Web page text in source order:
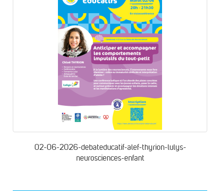
02-06-2026-debateducatif-alef-thyrion-lulys-
neurosciences-enfant